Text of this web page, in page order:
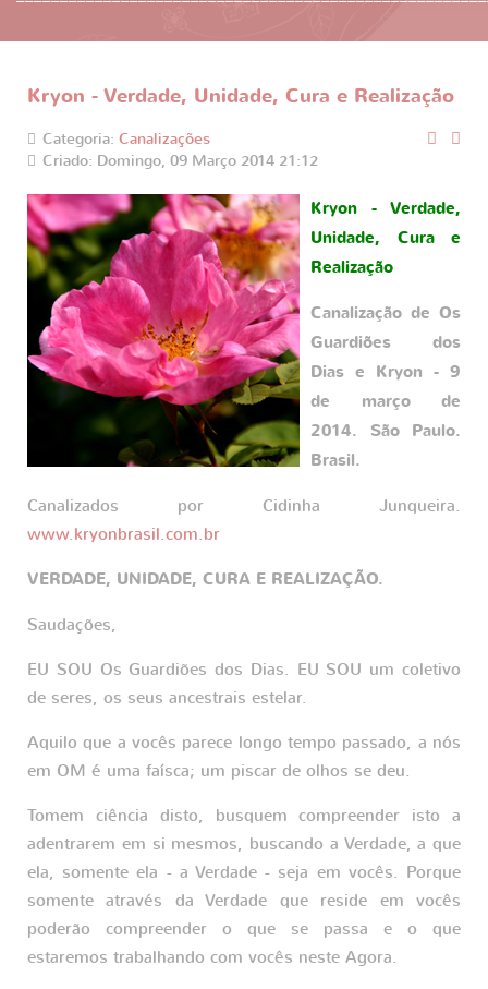
Kryon - Verdade, Unidade, Cura e Realização
Categoria: Canalizações
Criado: Domingo, 09 Março 2014 21:12
Kryon - Verdade,
Unidade, Cura e
Realização
Canalização de Os
Guardiões dos
Dias e Kryon - 9
de março de
2014. São Paulo.
Brasil.
Canalizados por Cidinha Junqueira.
www.kryonbrasil.com.br
VERDADE, UNIDADE, CURA E REALIZAÇÃO.
Saudações,
EU SOU Os Guardiões dos Dias. EU SOU um coletivo
de seres, os seus ancestrais estelar.
Aquilo que a vocês parece longo tempo passado, a nós
em OM é uma faísca; um piscar de olhos se deu.
Tomem ciência disto, busquem compreender isto a
adentrarem em si mesmos, buscando a Verdade, a que
ela, somente ela - a Verdade - seja em vocês. Porque
somente através da Verdade que reside em vocês
poderão compreender o que se passa e o que
estaremos trabalhando com vocês neste Agora.